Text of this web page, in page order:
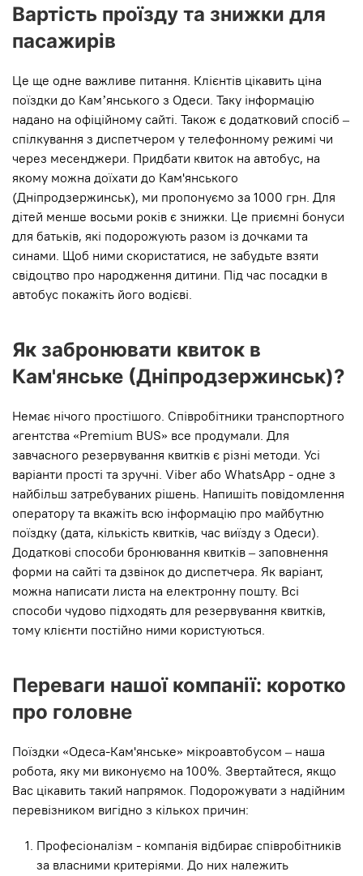
Вартість проїзду та знижки для
пасажирів
Це ще одне важливе питання. Клієнтів цікавить ціна
поїздки до Кам’янського з Одеси. Таку інформацію
надано на офіційному сайті. Також є додатковий спосіб –
спілкування з диспетчером у телефонному режимі чи
через месенджери. Придбати квиток на автобус, на
якому можна доїхати до Кам'янського
(Дніпродзержинськ), ми пропонуємо за 1000 грн. Для
дітей менше восьми років є знижки. Це приємні бонуси
для батьків, які подорожують разом із дочками та
синами. Щоб ними скористатися, не забудьте взяти
свідоцтво про народження дитини. Під час посадки в
автобус покажіть його водієві.
Як забронювати квиток в
Кам'янське (Дніпродзержинськ)?
Немає нічого простішого. Співробітники транспортного
агентства «Premium BUS» все продумали. Для
завчасного резервування квитків є різні методи. Усі
варіанти прості та зручні. Viber або WhatsApp - одне з
найбільш затребуваних рішень. Напишіть повідомлення
оператору та вкажіть всю інформацію про майбутню
поїздку (дата, кількість квитків, час виїзду з Одеси).
Додаткові способи бронювання квитків – заповнення
форми на сайті та дзвінок до диспетчера. Як варіант,
можна написати листа на електронну пошту. Всі
способи чудово підходять для резервування квитків,
тому клієнти постійно ними користуються.
Переваги нашої компанії: коротко
про головне
Поїздки «Одеса-Кам'янське» мікроавтобусом – наша
робота, яку ми виконуємо на 100%. Звертайтеся, якщо
Вас цікавить такий напрямок. Подорожувати з надійним
перевізником вигідно з кількох причин:
Професіоналізм - компанія відбирає співробітників
за власними критеріями. До них належить